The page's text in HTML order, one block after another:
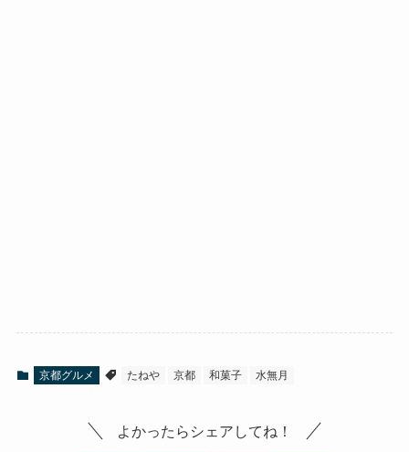
京都グルメ たねや 京都 和菓子 水無月
よかったらシェアしてね！